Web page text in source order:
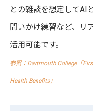
との雑談を想定してAI
問いかけ練習など、リ
活用可能です。
参照：Dartmouth College「
Health Benefits」